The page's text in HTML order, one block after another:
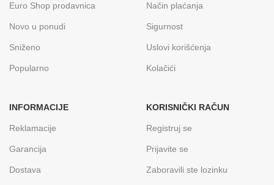
Euro Shop prodavnica
Novo u ponudi
Sniženo
Popularno
Način plaćanja
Sigurnost
Uslovi korišćenja
Kolačići
INFORMACIJE
Reklamacije
Garancija
Dostava
KORISNIČKI RAČUN
Registruj se
Prijavite se
Zaboravili ste lozinku